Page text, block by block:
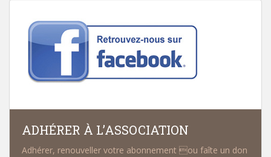
ADHÉRER À L’ASSOCIATION
Adhérer, renouveller votre abonnement ou faîte un don